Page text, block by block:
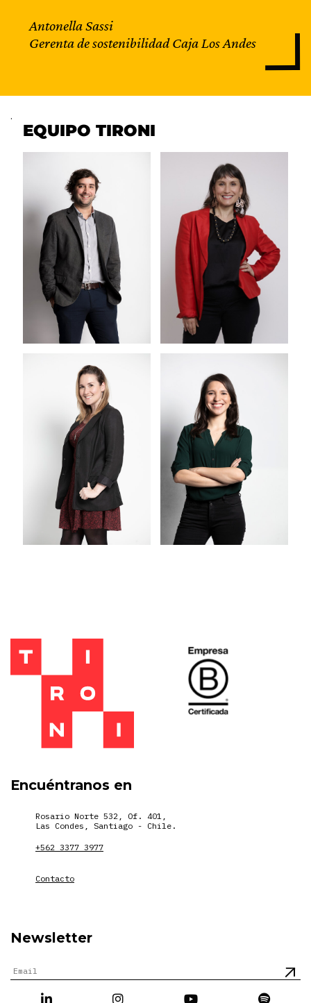
Antonella Sassi
Gerenta de sostenibilidad Caja Los Andes
.
EQUIPO TIRONI
Encuéntranos en
Rosario Norte 532, Of. 401,
Las Condes, Santiago - Chile.
+562 3377 3977
Contacto
Newsletter